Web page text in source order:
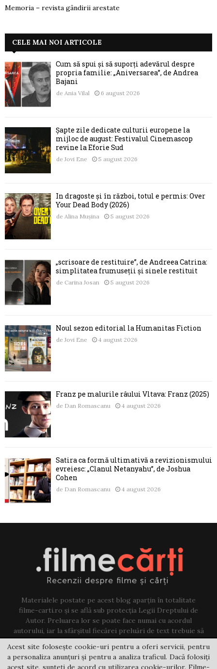
Memoria – revista gândirii arestate
CELE MAI NOI ARTICOLE
Cum să spui și să suporți adevărul despre
propria familie: „Aniversarea”, de Andrea
Bajani
de Ania Vilal 6 august 2026
Șapte zile dedicate culturii europene la
mijloc de august: Festivalul Cinemascop
revine la Eforie Sud
de Jovi Ene 5 august 2026
În dragoste și în război, totul e permis: Over
Your Dead Body (2026)
de Alina Mușina 5 august 2026
„scrisoare de restituire”, de Andreea Catrina:
simplitatea frumuseții și sinele restituit
de Carina Josan 5 august 2026
Noul sezon editorial la Humanitas Fiction
de Jovi Ene 4 august 2026
Franz pe malurile râului Vltava: Franz (2025)
de Dan Romascanu 4 august 2026
Satira ca formă ultimativă a revizionismului
evreiesc: „Clanul Netanyahu”, de Joshua
Cohen
de Dan Romascanu 4 august 2026
Materialele postate pe acest blog aparțin în totalitate
filme-carti.ro și se află sub protecția Legii Dreptului de
Autor. Preluarea lor se poate face numai cu acordul
autorului, iar la sfârșitul fiecărei preluări de text trebuie să
existe un link către acest blog.
Contact us:jovi@filme-carti.ro
Acest site folosește cookie-uri pentru a oferi servicii, pentru
a personaliza anunțuri și pentru a analiza traficul. Dacă folosiți
acest site, sunteți de acord cu utilizarea cookie-urilor. Filme-